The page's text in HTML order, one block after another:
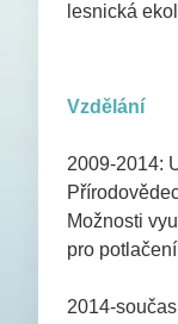
lesnická
Vzdělání
2009-2014:
Možnosti
pro
2014-